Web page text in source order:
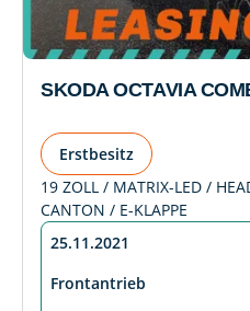
SKODA OCTAVIA
Erstbesitz
19 ZOLL / MATRIX-LED /
CANTON / E-KLAPPE
25.11.2021
Frontantrieb